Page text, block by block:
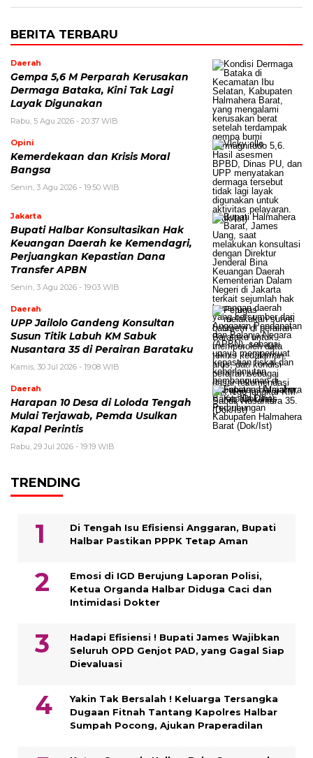
BERITA TERBARU
Daerah
Gempa 5,6 M Perparah Kerusakan
Dermaga Bataka, Kini Tak Lagi
Layak Digunakan
Rabu, 5 Agu 2026 - 20:37 WIB
Opini
Kemerdekaan dan Krisis Moral
Bangsa
Senin, 3 Agu 2026 - 19:50 WIB
Jakarta
Bupati Halbar Konsultasikan Hak
Keuangan Daerah ke Kemendagri,
Perjuangkan Kepastian Dana
Transfer APBN
Senin, 3 Agu 2026 - 19:03 WIB
Daerah
UPP Jailolo Gandeng Konsultan
Susun Titik Labuh KM Sabuk
Nusantara 35 di Perairan Barataku
Kamis, 30 Jul 2026 - 19:08 WIB
Daerah
Harapan 10 Desa di Loloda Tengah
Mulai Terjawab, Pemda Usulkan
Kapal Perintis
Rabu, 29 Jul 2026 - 19:19 WIB
TRENDING
Di Tengah Isu Efisiensi Anggaran, Bupati
Halbar Pastikan PPPK Tetap Aman
Emosi di IGD Berujung Laporan Polisi,
Ketua Organda Halbar Diduga Caci dan
Intimidasi Dokter
Hadapi Efisiensi ! Bupati James Wajibkan
Seluruh OPD Genjot PAD, yang Gagal Siap
Dievaluasi
Yakin Tak Bersalah ! Keluarga Tersangka
Dugaan Fitnah Tantang Kapolres Halbar
Sumpah Pocong, Ajukan Praperadilan